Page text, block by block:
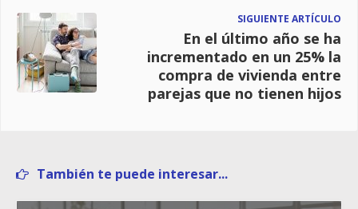
SIGUIENTE ARTÍCULO
En el último año se ha
incrementado en un 25% la
compra de vivienda entre
parejas que no tienen hijos
También te puede interesar...